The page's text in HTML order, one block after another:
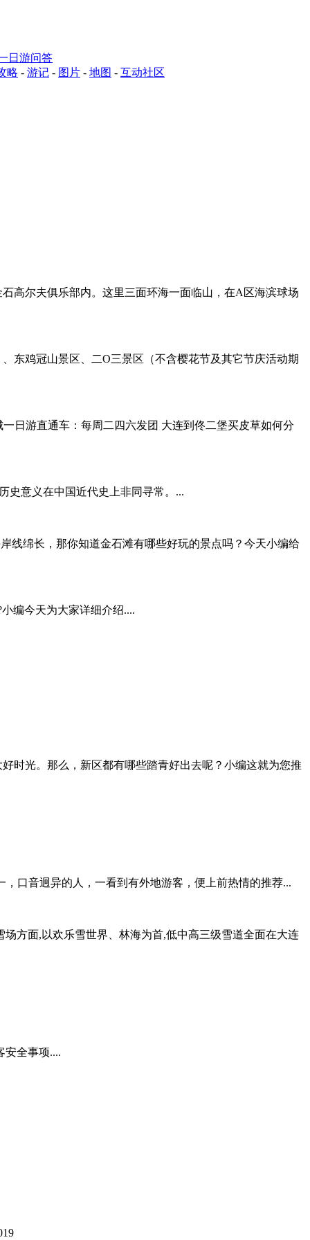
日游问答
略 - 游记 - 图片 - 地图 - 互动社区
高尔夫俱乐部内。这里三面环海一面临山，在A区海滨球场
东鸡冠山景区、二O三景区（不含樱花节及其它节庆活动期
日游直通车：每周二四六发团 大连到佟二堡买皮草如何分
史意义在中国近代史上非同寻常。...
线绵长，那你知道金石滩有哪些好玩的景点吗？今天小编给
编今天为大家详细介绍....
时光。那么，新区都有哪些踏青好出去呢？小编这就为您推
口音迥异的人，一看到有外地游客，便上前热情的推荐...
方面,以欢乐雪世界、林海为首,低中高三级雪道全面在大连
安全事项....